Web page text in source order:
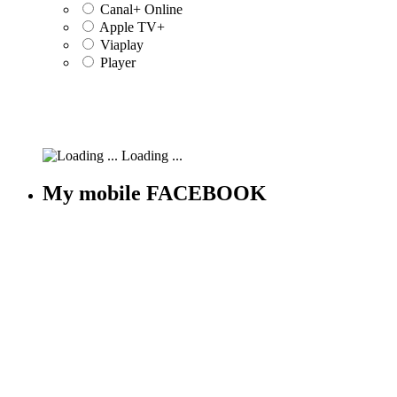
Canal+ Online
Apple TV+
Viaplay
Player
Loading ...
My mobile FACEBOOK